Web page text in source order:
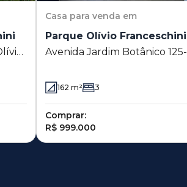
Casa para venda em
Parque Olívio Franceschini
Avenida Jardim Botânico 125-
- Hortolândia - SP
162 m² 3
Comprar:
R$ 999.000